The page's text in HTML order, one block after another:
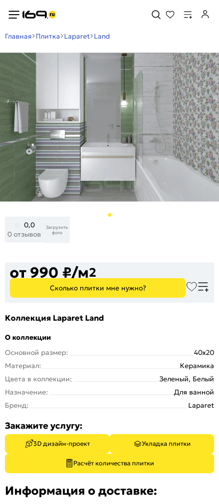
Главная Плитка Laparet Land
0,0
0 отзывов
Загрузить
фото
от 990 ₽/м2
Сколько плитки мне нужно?
Коллекция Laparet Land
О коллекции
Основной размер:
40x20
Материал:
Керамика
Цвета в коллекции:
Зеленый, Белый
Назначение:
Для ванной
Бренд:
Laparet
Закажите услугу:
3D дизайн-проект Укладка плитки
Расчёт количества плитки
Информация о доставке: